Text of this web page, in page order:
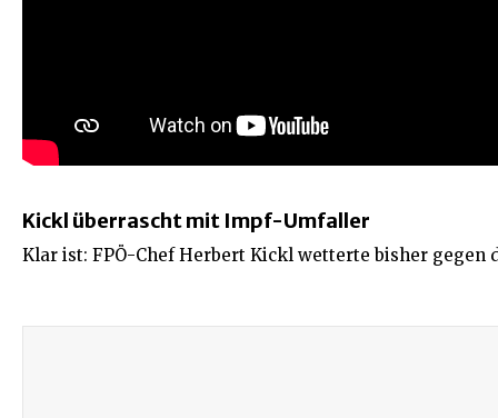
Kickl überrascht mit Impf-Umfaller
Klar ist: FPÖ-Chef Herbert Kickl wetterte bisher gegen